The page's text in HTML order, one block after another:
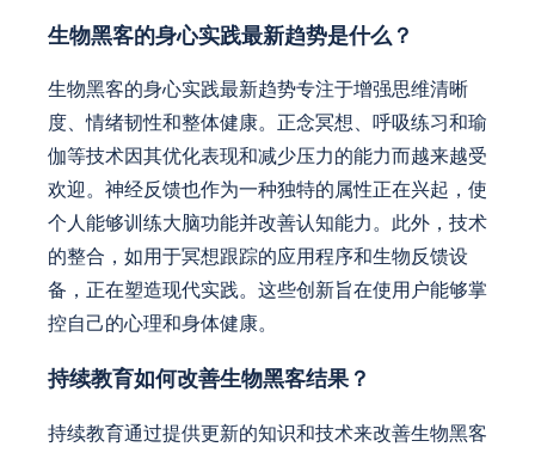
生物黑客的身心实践最新趋势是什么？
生物黑客的身心实践最新趋势专注于增强思维清晰
度、情绪韧性和整体健康。正念冥想、呼吸练习和瑜
伽等技术因其优化表现和减少压力的能力而越来越受
欢迎。神经反馈也作为一种独特的属性正在兴起，使
个人能够训练大脑功能并改善认知能力。此外，技术
的整合，如用于冥想跟踪的应用程序和生物反馈设
备，正在塑造现代实践。这些创新旨在使用户能够掌
控自己的心理和身体健康。
持续教育如何改善生物黑客结果？
持续教育通过提供更新的知识和技术来改善生物黑客